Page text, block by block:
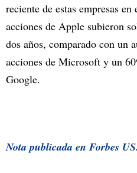
reciente de estas empresas
acciones de Apple subieron
dos años, comparado con un
acciones de Microsoft y un
Google.
Nota publicada en Forbes US.